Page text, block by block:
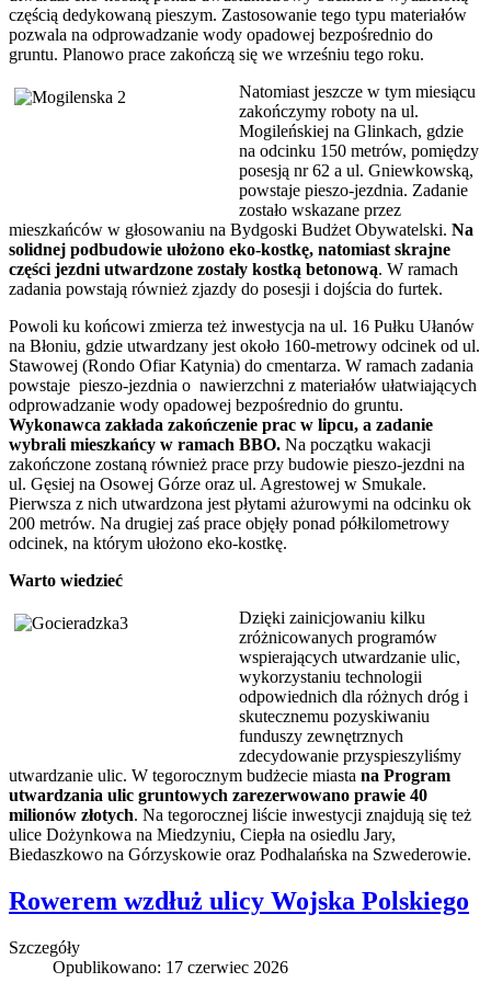
częścią dedykowaną pieszym. Zastosowanie tego typu materiałów
pozwala na odprowadzanie wody opadowej bezpośrednio do
gruntu. Planowo prace zakończą się we wrześniu tego roku.
Natomiast jeszcze w tym miesiącu
zakończymy roboty na ul.
Mogileńskiej na Glinkach, gdzie
na odcinku 150 metrów, pomiędzy
posesją nr 62 a ul. Gniewkowską,
powstaje pieszo-jezdnia. Zadanie
zostało wskazane przez
mieszkańców w głosowaniu na Bydgoski Budżet Obywatelski. Na
solidnej podbudowie ułożono eko-kostkę, natomiast skrajne
części jezdni utwardzone zostały kostką betonową. W ramach
zadania powstają również zjazdy do posesji i dojścia do furtek.
Powoli ku końcowi zmierza też inwestycja na ul. 16 Pułku Ułanów
na Błoniu, gdzie utwardzany jest około 160-metrowy odcinek od ul.
Stawowej (Rondo Ofiar Katynia) do cmentarza. W ramach zadania
powstaje pieszo-jezdnia o nawierzchni z materiałów ułatwiających
odprowadzanie wody opadowej bezpośrednio do gruntu.
Wykonawca zakłada zakończenie prac w lipcu, a zadanie
wybrali mieszkańcy w ramach BBO. Na początku wakacji
zakończone zostaną również prace przy budowie pieszo-jezdni na
ul. Gęsiej na Osowej Górze oraz ul. Agrestowej w Smukale.
Pierwsza z nich utwardzona jest płytami ażurowymi na odcinku ok
200 metrów. Na drugiej zaś prace objęły ponad półkilometrowy
odcinek, na którym ułożono eko-kostkę.
Warto wiedzieć
Dzięki zainicjowaniu kilku
zróżnicowanych programów
wspierających utwardzanie ulic,
wykorzystaniu technologii
odpowiednich dla różnych dróg i
skutecznemu pozyskiwaniu
funduszy zewnętrznych
zdecydowanie przyspieszyliśmy
utwardzanie ulic. W tegorocznym budżecie miasta na Program
utwardzania ulic gruntowych zarezerwowano prawie 40
milionów złotych. Na tegorocznej liście inwestycji znajdują się też
ulice Dożynkowa na Miedzyniu, Ciepła na osiedlu Jary,
Biedaszkowo na Górzyskowie oraz Podhalańska na Szwederowie.
Rowerem wzdłuż ulicy Wojska Polskiego
Szczegóły
Opublikowano: 17 czerwiec 2026